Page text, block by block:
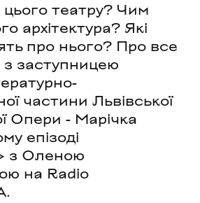
цього театру? Чим
архітектура? Які
про нього? Про все
заступницею
частини Львівської
Опери - Марічка
епізоді
з Оленою
на Radio